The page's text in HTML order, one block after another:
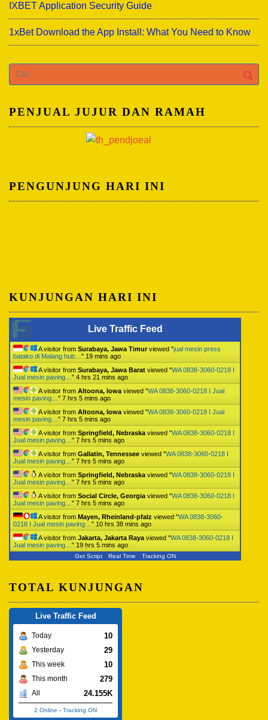
IXBET Application Security Guide
1xBet Download the App Install: What You Need to Know
Cari
untuk:
PENJUAL JUJUR DAN RAMAH
PENGUNJUNG HARI INI
KUNJUNGAN HARI INI
Live Traffic Feed
A visitor from Surabaya, Jawa Timurviewed "jual mesin press
batako di Malang hub… " 19 mins ago
A visitor from Surabaya, Jawa Barat viewed "WA 0838-3060-0218 I
Jual mesin paving… " 4 hrs 21 mins ago
A visitor from Altoona, Iowa viewed "WA 0838-3060-0218 I Jual
mesin paving… " 7 hrs 5 mins ago
A visitor from Altoona, Iowa viewed "WA 0838-3060-0218 I Jual
mesin paving… " 7 hrs 5 mins ago
A visitor from Springfield, Nebraska viewed "WA 0838-3060-0218 I
Jual mesin paving… " 7 hrs 5 mins ago
A visitor from Gallatin, Tennessee viewed "WA 0838-3060-0218 I
Jual mesin paving… " 7 hrs 5 mins ago
A visitor from Springfield, Nebraska viewed "WA 0838-3060-0218 I
Jual mesin paving… " 7 hrs 5 mins ago
A visitor from Social Circle, Georgia viewed "WA 0838-3060-0218 I
Jual mesin paving… " 7 hrs 5 mins ago
A visitor from Mayen, Rheinland-pfalz viewed "WA 0838-3060-
0218 I Jual mesin paving… " 10 hrs 38 mins ago
A visitor from Jakarta, Jakarta Raya viewed "WA 0838-3060-0218 I
Jual mesin paving… " 19 hrs 5 mins ago
Get Script Real Time Tracking ON
TOTAL KUNJUNGAN
Live Traffic Feed
Today 10
Yesterday 29
This week 10
This month 279
All 24.155K
2 Online - Tracking ON